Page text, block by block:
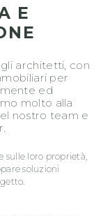
E
architetti, con
per
ed
molto alla
nostro team e
sulle loro proprietà,
soluzioni